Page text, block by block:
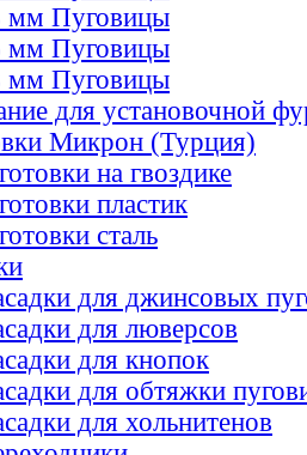
мм Пуговицы
мм Пуговицы
мм Пуговицы
для установочной
Микрон (Турция)
на гвоздике
пластик
сталь
для джинсовых
для люверсов
для кнопок
для обтяжки
для хольнитенов